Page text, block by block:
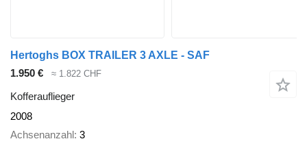
Hertoghs BOX TRAILER 3 AXLE - SAF
1.950 €
≈ 1.822 CHF
Kofferauflieger
2008
Achsenanzahl 3